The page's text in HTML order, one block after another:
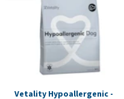
Vetality Hypoallergenic -